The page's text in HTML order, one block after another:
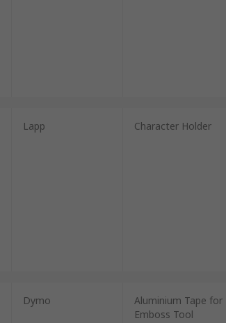
Lapp Character Holder
Dymo
Aluminium Tape for
Emboss Tool